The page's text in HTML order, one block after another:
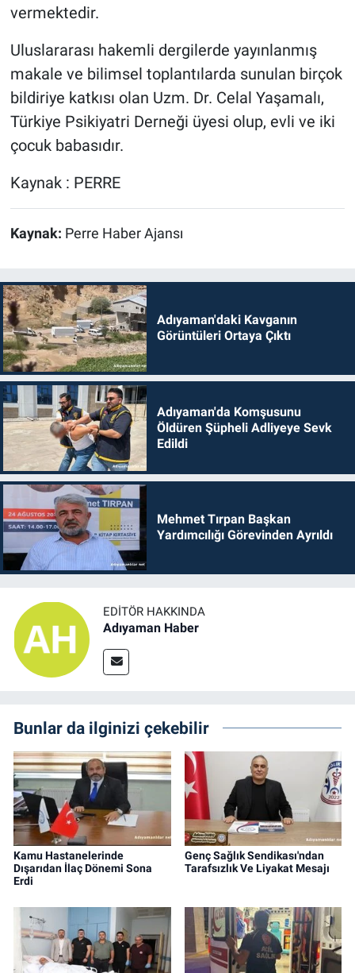
vermektedir.
Uluslararası hakemli dergilerde yayınlanmış
makale ve bilimsel toplantılarda sunulan birçok
bildiriye katkısı olan Uzm. Dr. Celal Yaşamalı,
Türkiye Psikiyatri Derneği üyesi olup, evli ve iki
çocuk babasıdır.
Kaynak : PERRE
Kaynak: Perre Haber Ajansı
Adıyaman'daki Kavganın
Görüntüleri Ortaya Çıktı
Adıyaman'da Komşusunu
Öldüren Şüpheli Adliyeye Sevk
Edildi
Mehmet Tırpan Başkan
Yardımcılığı Görevinden Ayrıldı
EDITÖR HAKKINDA
Adıyaman Haber
Bunlar da ilginizi çekebilir
Kamu Hastanelerinde
Dışarıdan İlaç Dönemi Sona
Erdi
Genç Sağlık Sendikası'ndan
Tarafsızlık Ve Liyakat Mesajı